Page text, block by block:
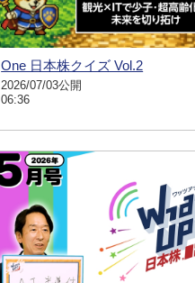
One 日本株クイズ Vol.2
2026/07/03公開
06:36